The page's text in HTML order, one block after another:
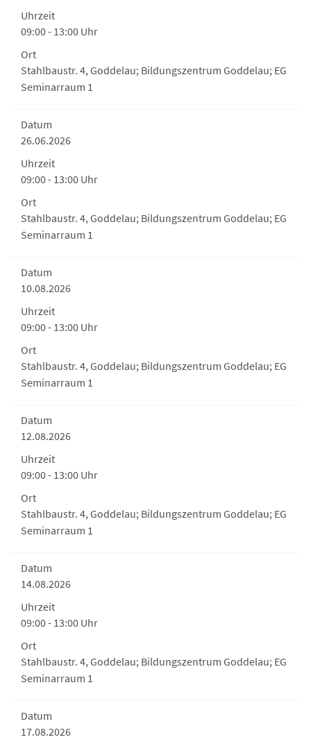
Uhrzeit
09:00 - 13:00 Uhr
Ort
Stahlbaustr. 4, Goddelau; Bildungszentrum Goddelau; EG
Seminarraum 1
Datum
26.06.2026
Uhrzeit
09:00 - 13:00 Uhr
Ort
Stahlbaustr. 4, Goddelau; Bildungszentrum Goddelau; EG
Seminarraum 1
Datum
10.08.2026
Uhrzeit
09:00 - 13:00 Uhr
Ort
Stahlbaustr. 4, Goddelau; Bildungszentrum Goddelau; EG
Seminarraum 1
Datum
12.08.2026
Uhrzeit
09:00 - 13:00 Uhr
Ort
Stahlbaustr. 4, Goddelau; Bildungszentrum Goddelau; EG
Seminarraum 1
Datum
14.08.2026
Uhrzeit
09:00 - 13:00 Uhr
Ort
Stahlbaustr. 4, Goddelau; Bildungszentrum Goddelau; EG
Seminarraum 1
Datum
17.08.2026